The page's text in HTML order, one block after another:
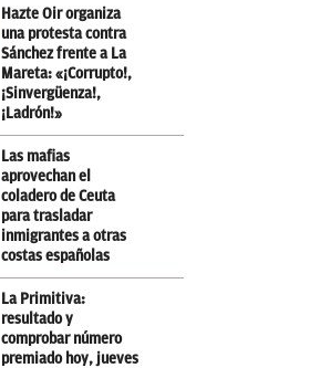
Hazte Oir organiza
una protesta contra
Sánchez frente a La
Mareta: «¡Corrupto!,
¡Sinvergüenza!,
¡Ladrón!»
Las mafias
aprovechan el
coladero de Ceuta
para trasladar
inmigrantes a otras
costas españolas
La Primitiva:
resultado y
comprobar número
premiado hoy, jueves